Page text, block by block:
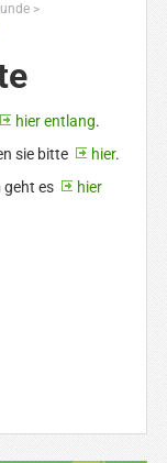
>
hier entlang.
sie bitte hier.
geht es
hier